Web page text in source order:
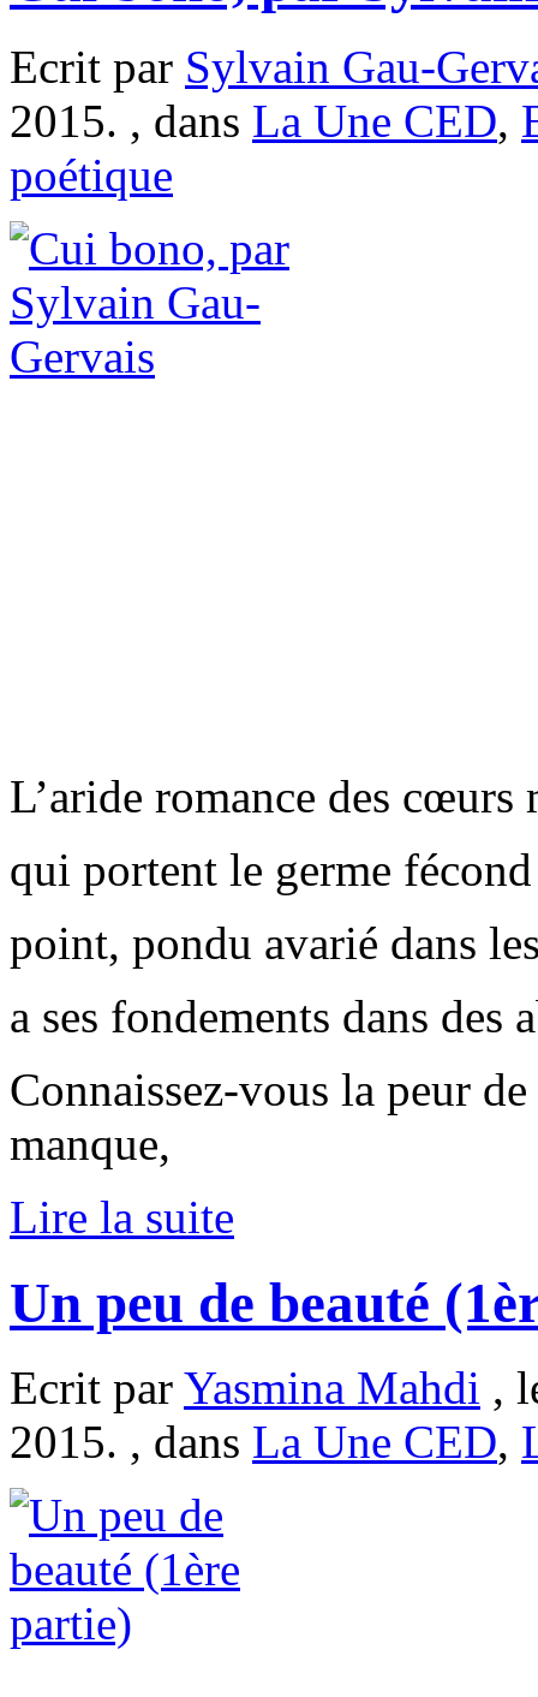
Ecrit par Sylvain Gau-
2015. , dans La Une CED,
poétique
L’aride romance des cœurs
qui portent le germe
point, pondu avarié dans
a ses fondements dans des
Connaissez-vous la peur
manque,
Lire la suite
Un peu de beauté
Ecrit par Yasmina Mahdi ,
2015. , dans La Une CED,